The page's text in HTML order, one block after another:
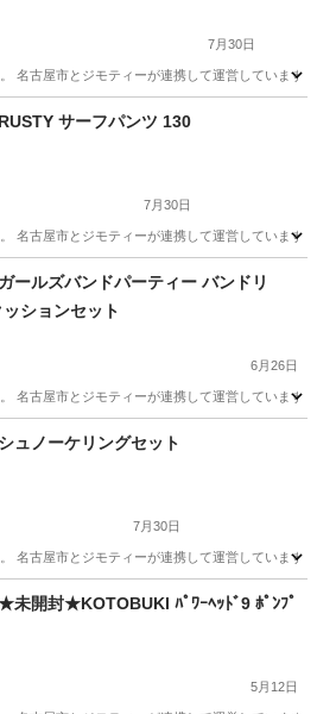
7月30日
名古屋市とジモティーが連携して運営してい
リユース
サーフパンツ 130
7月30日
名古屋市とジモティーが連携して運営してい
ーツ リユース
ールズバンドパーティー バンドリ
ッションセット
6月26日
名古屋市とジモティーが連携して運営してい
リユース
ュノーケリングセット
7月30日
名古屋市とジモティーが連携して運営してい
ポーツ リユース
未開封★KOTOBUKI ﾊﾟﾜｰﾍｯﾄﾞ9 ﾎﾟﾝﾌﾟ
5月12日